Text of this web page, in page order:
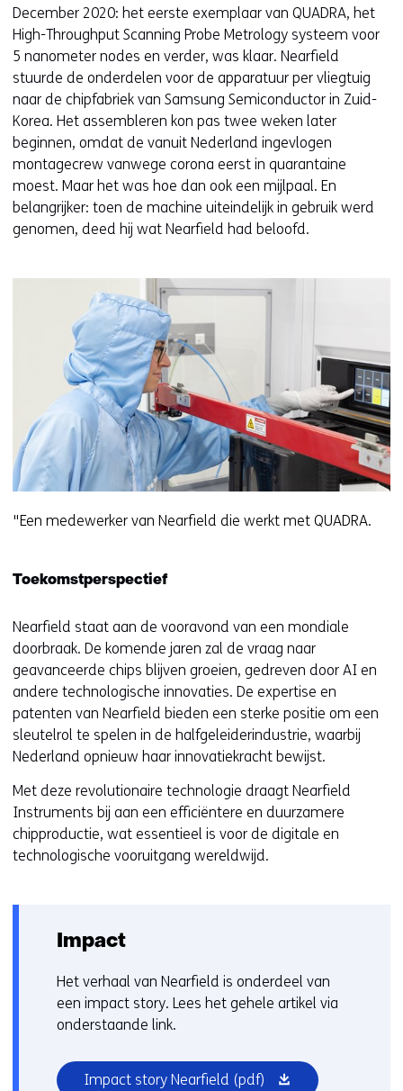
December 2020: het eerste exemplaar van QUADRA, het
High-Throughput Scanning Probe Metrology systeem voor
5 nanometer nodes en verder, was klaar. Nearfield
stuurde de onderdelen voor de apparatuur per vliegtuig
naar de chipfabriek van Samsung Semiconductor in Zuid-
Korea. Het assembleren kon pas twee weken later
beginnen, omdat de vanuit Nederland ingevlogen
montagecrew vanwege corona eerst in quarantaine
moest. Maar het was hoe dan ook een mijlpaal. En
belangrijker: toen de machine uiteindelijk in gebruik werd
genomen, deed hij wat Nearfield had beloofd.
"Een medewerker van Nearfield die werkt met QUADRA.
Toekomstperspectief
Nearfield staat aan de vooravond van een mondiale
doorbraak. De komende jaren zal de vraag naar
geavanceerde chips blijven groeien, gedreven door AI en
andere technologische innovaties. De expertise en
patenten van Nearfield bieden een sterke positie om een
sleutelrol te spelen in de halfgeleiderindustrie, waarbij
Nederland opnieuw haar innovatiekracht bewijst.
Met deze revolutionaire technologie draagt Nearfield
Instruments bij aan een efficiëntere en duurzamere
chipproductie, wat essentieel is voor de digitale en
technologische vooruitgang wereldwijd.
Impact
Het verhaal van Nearfield is onderdeel van
een impact story. Lees het gehele artikel via
onderstaande link.
Impact story Nearfield (pdf) (opent